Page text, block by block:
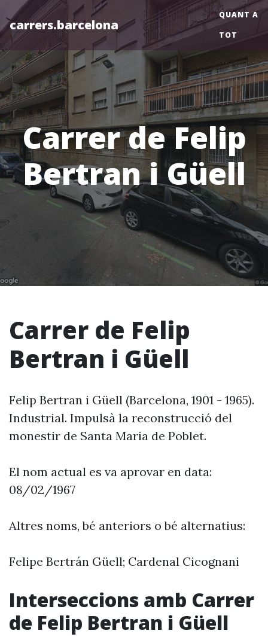
carrers.barcelona
QUANT A
TOT
Carrer de Felip
Bertran i Güell
Carrer de Felip
Bertran i Güell
Felip Bertran i Güell (Barcelona, 1901 - 1965).
Industrial. Impulsà la reconstrucció del
monestir de Santa Maria de Poblet.
El nom actual es va aprovar en data:
08/02/1967
Altres noms, bé anteriors o bé alternatius:
Felipe Bertrán Güell; Cardenal Cicognani
Interseccions amb Carrer
de Felip Bertran i Güell